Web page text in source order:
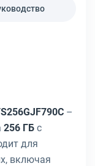
–
256 ГБ с
для
включая